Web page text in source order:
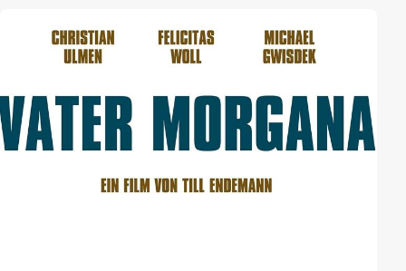
an Krebs erkrankt ist, ist er gezwungen die Scharade
aufrecht zu erhalten und gerät in allerlei verzwickte
Simulanten durchschaut, doch anstatt ihn auffliegen
zu lassen, bietet sie ihm einen ungewöhnlichen Deal
an...